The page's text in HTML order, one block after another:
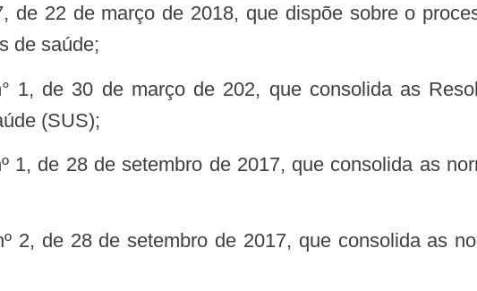
de saúde;
(SUS);